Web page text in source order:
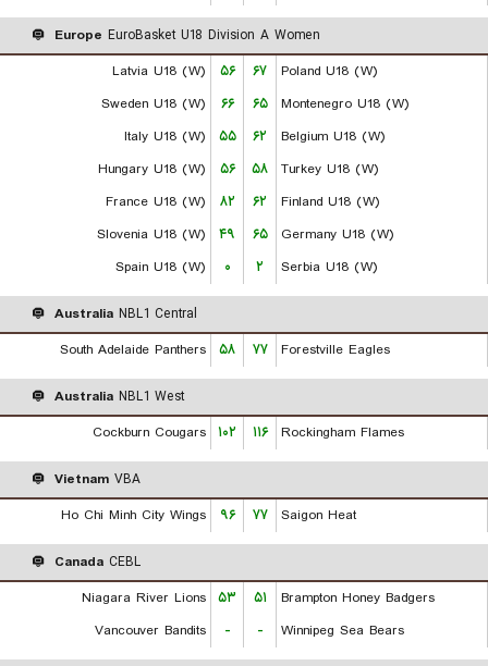
Europe EuroBasket U18 Division A Women
Latvia U18 (W)
۵۶ ۶۷
Poland U18 (W)
Sweden U18 (W)
۶۶ ۶۵
Montenegro U18 (W)
Italy U18 (W)
۵۵ ۶۲
Belgium U18 (W)
Hungary U18 (W)
۵۶ ۵۸
Turkey U18 (W)
France U18 (W)
۸۲ ۶۲
Finland U18 (W)
Slovenia U18 (W)
۴۹ ۶۵
Germany U18 (W)
Spain U18 (W)
۰ ۲ Serbia U18 (W)
Australia NBL1 Central
South Adelaide Panthers
۵۸ ۷۷ Forestville Eagles
Australia NBL1 West
Cockburn Cougars ۱۰۲ ۱۱۶ Rockingham Flames
Vietnam VBA
Ho Chi Minh City Wings
۹۶ ۷۷ Saigon Heat
Canada CEBL
Niagara River Lions ۵۳ ۵۱
Brampton Honey Badgers
Vancouver Bandits
- - Winnipeg Sea Bears